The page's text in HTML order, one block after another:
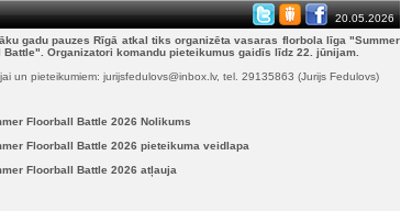
20.05.2026
gadu pauzes Rīgā atkal tiks organizēta vasaras florbola līga "Summer
Battle". Organizatori komandu pieteikumus gaidīs līdz 22. jūnijam.
un pieteikumiem: jurijsfedulovs@inbox.lv, tel. 29135863 (Jurijs Fedulovs)
Floorball Battle 2026 Nolikums
Floorball Battle 2026 pieteikuma veidlapa
Floorball Battle 2026 atļauja